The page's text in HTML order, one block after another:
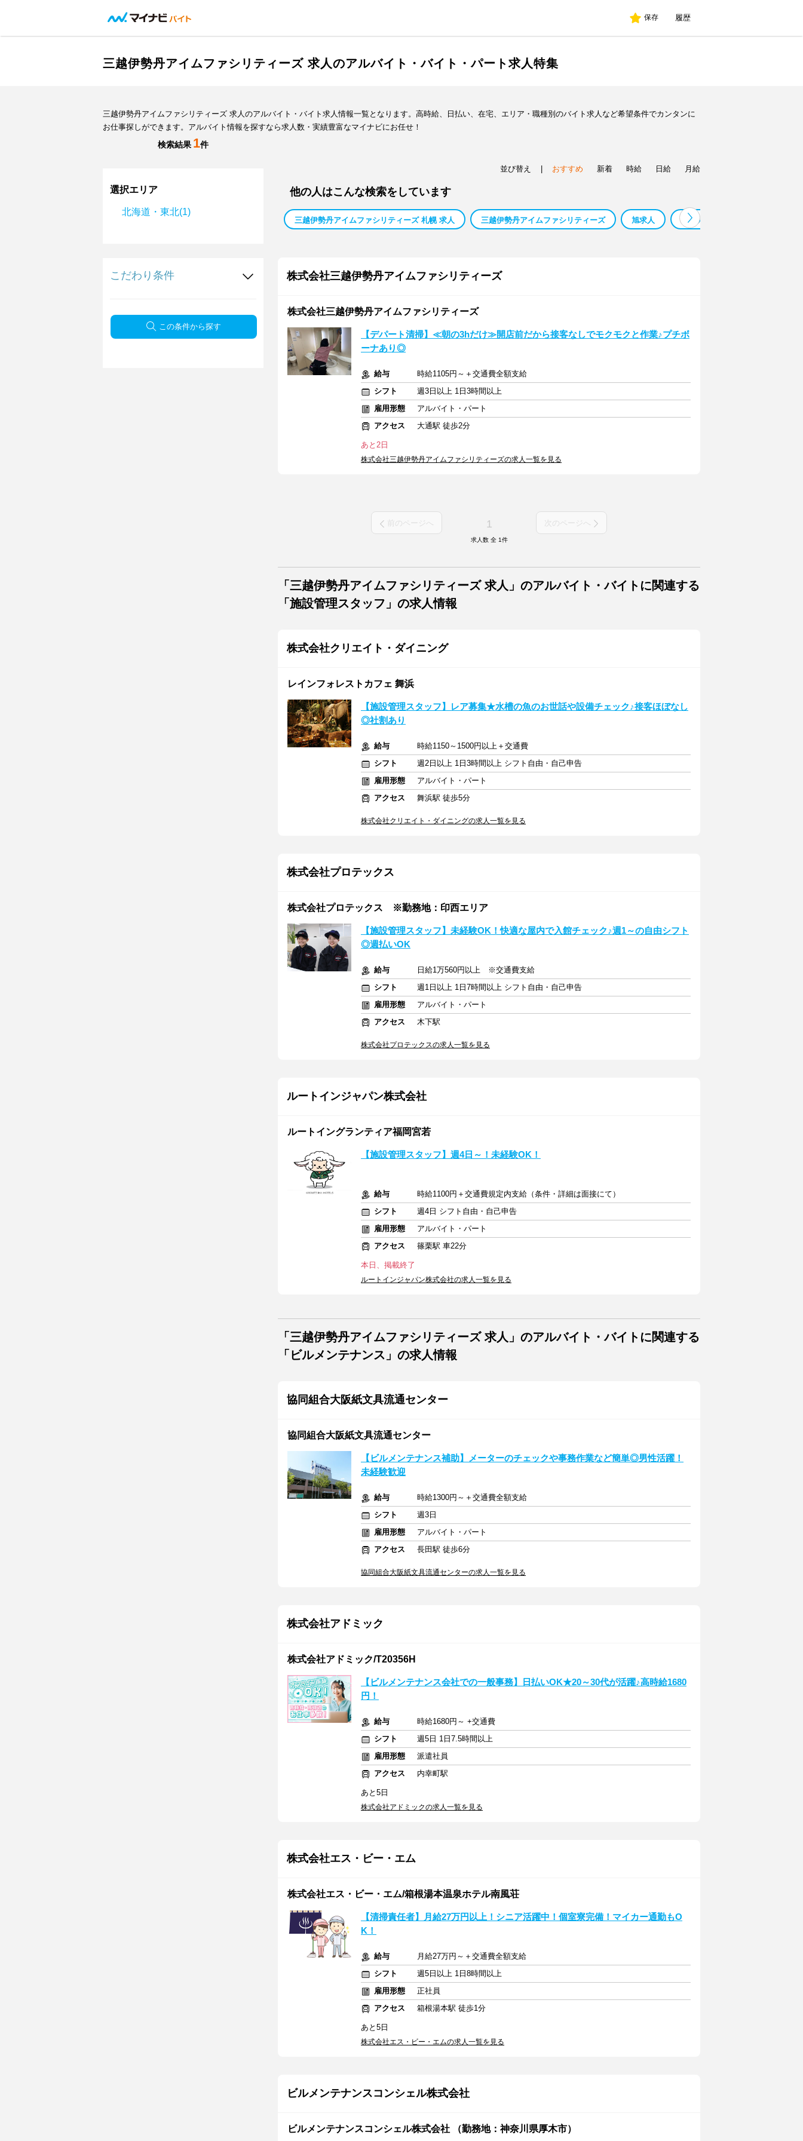
保存 履歴
三越伊勢丹アイムファシリティーズ 求人のアルバイト・バイト・パート求人特集
三越伊勢丹アイムファシリティーズ 求人のアルバイト・バイト求人情報一覧となります。高時給、日払い、在宅、エリア・職種別のバイト求人など希望条件でカンタンに
お仕事探しができます。アルバイト情報を探すなら求人数・実績豊富なマイナビにお任せ！
検索結果 1件
選択エリア
北海道・東北(1)
こだわり条件
この条件から探す
並び替え おすすめ 新着 時給 日給 月給
他の人はこんな検索をしています
三越伊勢丹アイムファシリティーズ 札幌 求人 三越伊勢丹アイムファシリティーズ 旭求人 萩求人
株式会社三越伊勢丹アイムファシリティーズ
株式会社三越伊勢丹アイムファシリティーズ
【デパート清掃】≪朝の3hだけ≫開店前だから接客なしでモクモクと作業♪プチボ
ーナあり◎
給与
時給1105円～＋交通費全額支給
シフト
週3日以上 1日3時間以上
雇用形態
アルバイト・パート
アクセス
大通駅 徒歩2分
あと2日
株式会社三越伊勢丹アイムファシリティーズの求人一覧を見る
前のページへ 1 次のページへ
求人数 全 1件
「三越伊勢丹アイムファシリティーズ 求人」のアルバイト・バイトに関連する
「施設管理スタッフ」の求人情報
株式会社クリエイト・ダイニング
レインフォレストカフェ 舞浜
【施設管理スタッフ】レア募集★水槽の魚のお世話や設備チェック♪接客ほぼなし
◎社割あり
給与
時給1150～1500円以上＋交通費
シフト
週2日以上 1日3時間以上 シフト自由・自己申告
雇用形態
アルバイト・パート
アクセス
舞浜駅 徒歩5分
株式会社クリエイト・ダイニングの求人一覧を見る
株式会社プロテックス
株式会社プロテックス ※勤務地：印西エリア
【施設管理スタッフ】未経験OK！快適な屋内で入館チェック♪週1～の自由シフト
◎週払いOK
給与
日給1万560円以上 ※交通費支給
シフト
週1日以上 1日7時間以上 シフト自由・自己申告
雇用形態
アルバイト・パート
アクセス
木下駅
株式会社プロテックスの求人一覧を見る
ルートインジャパン株式会社
ルートイングランティア福岡宮若
【施設管理スタッフ】週4日～！未経験OK！
給与
時給1100円＋交通費規定内支給（条件・詳細は面接にて）
シフト
週4日 シフト自由・自己申告
雇用形態
アルバイト・パート
アクセス
篠栗駅 車22分
本日、掲載終了
ルートインジャパン株式会社の求人一覧を見る
「三越伊勢丹アイムファシリティーズ 求人」のアルバイト・バイトに関連する
「ビルメンテナンス」の求人情報
協同組合大阪紙文具流通センター
協同組合大阪紙文具流通センター
【ビルメンテナンス補助】メーターのチェックや事務作業など簡単◎男性活躍！
未経験歓迎
給与
時給1300円～＋交通費全額支給
シフト
週3日
雇用形態
アルバイト・パート
アクセス
長田駅 徒歩6分
協同組合大阪紙文具流通センターの求人一覧を見る
株式会社アドミック
株式会社アドミック/T20356H
【ビルメンテナンス会社での一般事務】日払いOK★20～30代が活躍♪高時給1680
円！
給与
時給1680円～ +交通費
シフト
週5日 1日7.5時間以上
雇用形態
派遣社員
アクセス
内幸町駅
あと5日
株式会社アドミックの求人一覧を見る
株式会社エス・ビー・エム
株式会社エス・ビー・エム/箱根湯本温泉ホテル南風荘
【清掃責任者】月給27万円以上！シニア活躍中！個室寮完備！マイカー通勤もO
K！
給与
月給27万円～＋交通費全額支給
シフト
週5日以上 1日8時間以上
雇用形態
正社員
アクセス
箱根湯本駅 徒歩1分
あと5日
株式会社エス・ビー・エムの求人一覧を見る
ビルメンテナンスコンシェル株式会社
ビルメンテナンスコンシェル株式会社 （勤務地：神奈川県厚木市）